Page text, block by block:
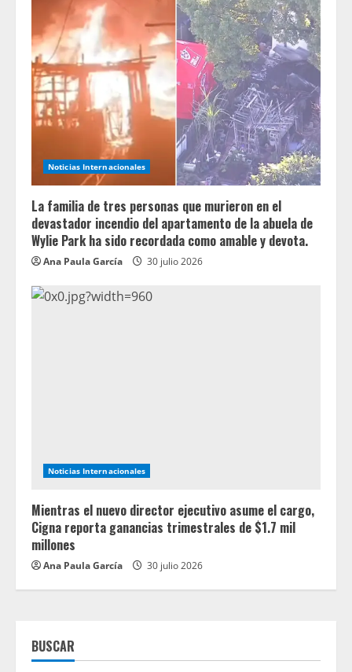
Noticias Internacionales
La familia de tres personas que murieron en el
devastador incendio del apartamento de la abuela de
Wylie Park ha sido recordada como amable y devota.
Ana Paula García 30 julio 2026
Noticias Internacionales
Mientras el nuevo director ejecutivo asume el cargo,
Cigna reporta ganancias trimestrales de $1.7 mil
millones
Ana Paula García 30 julio 2026
BUSCAR